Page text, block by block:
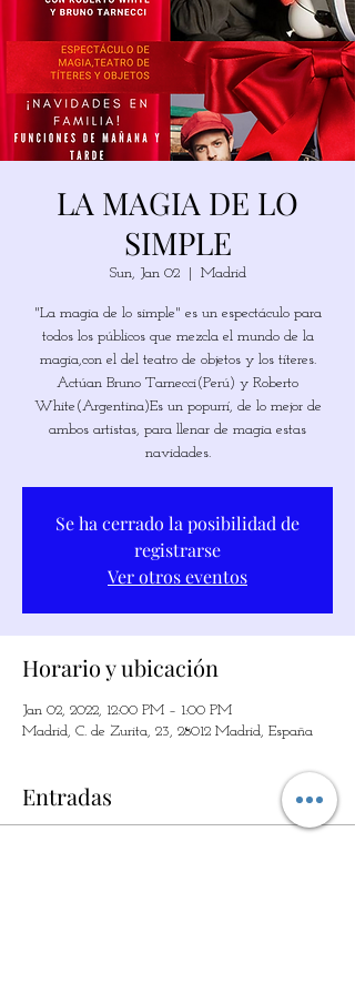
LA MAGIA DE LO
SIMPLE
Sun, Jan 02
  |
Madrid
"La magia de lo simple" es un espectáculo para
todos los públicos que mezcla el mundo de la
magia,con el del teatro de objetos y los títeres.
Actúan Bruno Tarnecci(Perú) y Roberto
White(Argentina)Es un popurrí, de lo mejor de
ambos artistas, para llenar de magia estas
navidades.
Se ha cerrado la posibilidad de
registrarse
Ver otros eventos
Horario y ubicación
Jan 02, 2022, 12:00 PM – 1:00 PM
Madrid, C. de Zurita, 23, 28012 Madrid, España
Entradas